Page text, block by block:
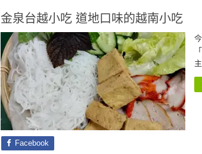
金泉台越小吃 道地口味的越南小吃
Facebook